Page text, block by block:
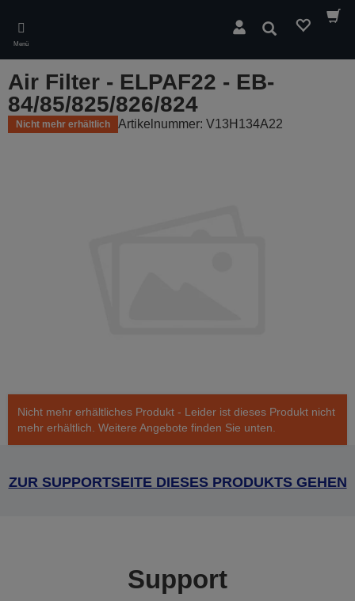
main
content
Menü
Suchen
Air Filter - ELPAF22 - EB-
84/85/825/826/824
Nicht mehr erhältlich Artikelnummer: V13H134A22
Nicht mehr erhältliches Produkt - Leider ist dieses Produkt nicht
mehr erhältlich. Weitere Angebote finden Sie unten.
ZUR SUPPORTSEITE DIESES PRODUKTS GEHEN
Support